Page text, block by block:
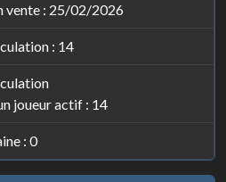
vente : 25/02/2026
: 14
joueur actif : 14
: 0